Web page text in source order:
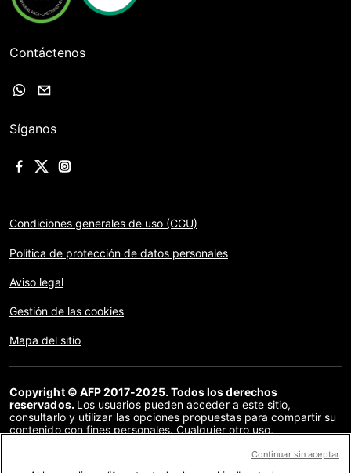
Contáctenos
Síganos
Condiciones generales de uso (CGU)
Política de protección de datos personales
Aviso legal
Gestión de las cookies
Mapa del sitio
Copyright © AFP 2017-2025. Todos los derechos
reservados. Los usuarios pueden acceder a este sitio,
consultarlo y utilizar las opciones propuestas para compartir su
contenido con fines personales. Cualquier otro uso,
distribución del contenido de este sitio, en su totalidad o en
Continuar sin aceptar